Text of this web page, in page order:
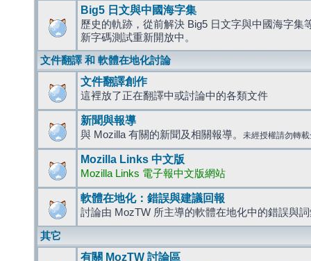
Big5 日文與中國海字集
歷史的軌跡，從前解決 Big5 日文字與中國海字集
新字碼測試重新開放中。
文件翻譯 和 軟體在地化討論
文件翻譯創作
這裡放了正在翻譯中或討論中的各類文件
新聞與報導
與 Mozilla 有關的新聞及相關報導。 未經授權請勿轉
Mozilla Links 中文版
Mozilla Links 電子報中文版網站
軟體在地化：錯誤與建議回報
討論由 MozTW 所主導的軟體在地化中的錯誤與
其它
有關 MozTW 討論區